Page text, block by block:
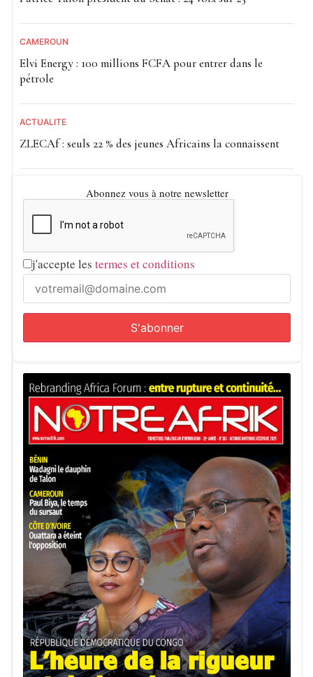
CAMEROUN
Elvi Energy : 100 millions FCFA pour entrer dans le
pétrole
ACTUALITE
ZLECAf : seuls 22 % des jeunes Africains la connaissent
Abonnez vous à notre newsletter
j'accepte les termes et conditions